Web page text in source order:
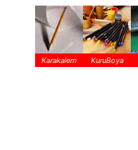
Karakalem KuruBoya